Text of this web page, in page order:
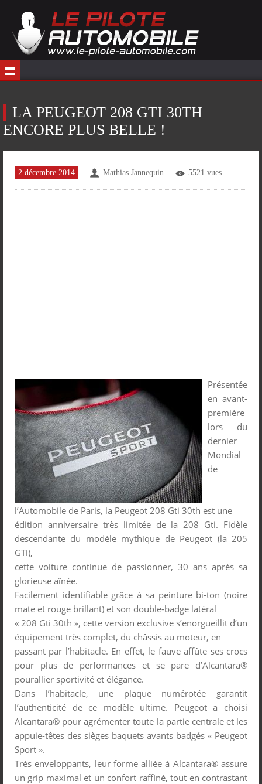
LA PEUGEOT 208 GTI 30TH
ENCORE PLUS BELLE !
2 décembre 2014 Mathias Jannequin 5521 vues
Présentée
en avant-
première
lors du
dernier
Mondial
de
l’Automobile de Paris, la Peugeot 208 Gti 30th est une
édition anniversaire très limitée de la 208 Gti. Fidèle
descendante du modèle mythique de Peugeot (la 205
GTi),
cette voiture continue de passionner, 30 ans après sa
glorieuse aînée.
Facilement identifiable grâce à sa peinture bi-ton (noire
mate et rouge brillant) et son double-badge latéral
« 208 Gti 30th », cette version exclusive s’enorgueillit d’un
équipement très complet, du châssis au moteur, en
passant par l’habitacle. En effet, le fauve affûte ses crocs
pour plus de performances et se pare d’Alcantara®
pourallier sportivité et élégance.
Dans l’habitacle, une plaque numérotée garantit
l’authenticité de ce modèle ultime. Peugeot a choisi
Alcantara® pour agrémenter toute la partie centrale et les
appuie-têtes des sièges baquets avants badgés « Peugeot
Sport ».
Très enveloppants, leur forme alliée à Alcantara® assure
un grip maximal et un confort raffiné, tout en contrastant